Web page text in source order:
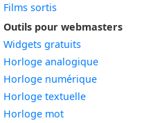
Films sortis
Outils pour webmasters
Widgets gratuits
Horloge analogiqueWidget
Horloge numériqueWidget
Horloge textuelleWidget
Horloge motWidget